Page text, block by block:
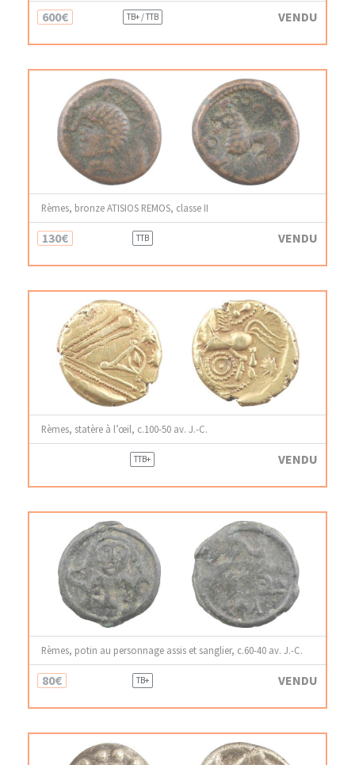
600€ TB+ / TTB VENDU
Rèmes, bronze ATISIOS REMOS, classe II
130€ TTB VENDU
Rèmes, statère à l’œil, c.100-50 av. J.-C.
TTB+ VENDU
Rèmes, potin au personnage assis et sanglier, c.60-40 av. J.-C.
80€ TB+ VENDU